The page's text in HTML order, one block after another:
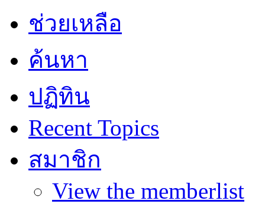
ช่วยเหลือ
ค้นหา
ปฏิทิน
Recent Topics
สมาชิก
View the memberlist